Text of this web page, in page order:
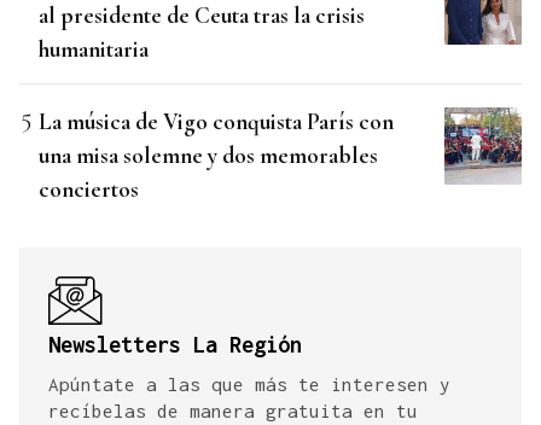
al presidente de Ceuta tras la crisis
humanitaria
La música de Vigo conquista París con
una misa solemne y dos memorables
conciertos
Newsletters La Región
Apúntate a las que más te interesen y
recíbelas de manera gratuita en tu